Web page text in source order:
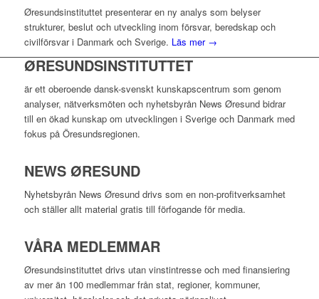
Øresundsinstituttet presenterar en ny analys som belyser
strukturer, beslut och utveckling inom försvar, beredskap och
civilförsvar i Danmark och Sverige. Läs mer →
ØRESUNDSINSTITUTTET
är ett oberoende dansk-svenskt kunskapscentrum som genom
analyser, nätverksmöten och nyhetsbyrån News Øresund bidrar
till en ökad kunskap om utvecklingen i Sverige och Danmark med
fokus på Öresundsregionen.
NEWS ØRESUND
Nyhetsbyrån News Øresund drivs som en non-profitverksamhet
och ställer allt material gratis till förfogande för media.
VÅRA MEDLEMMAR
Øresundsinstituttet drivs utan vinst­intresse och med finansiering
av mer än 100 medlemmar från stat, regioner, kommuner,